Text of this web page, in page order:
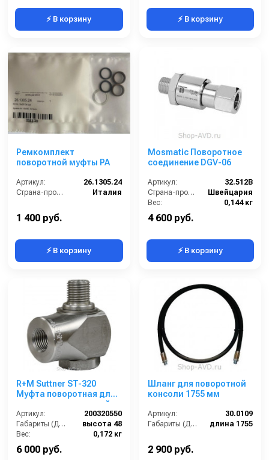
⚡ В корзину ⚡ В корзину
Ремкомплект
поворотной муфты PA
Артикул:
26.1305.24
Страна-производитель:
Италия
1 400 руб.
⚡ В корзину
Mosmatic Поворотное
соединение DGV-06
Артикул:
32.512B
Страна-производитель:
Швейцария
Вес:
0,144 кг
4 600 руб.
⚡ В корзину
R+M Suttner ST-320
Муфта поворотная для
потолочных консолей
Артикул:
200320550
Габариты (ДхШхВ):
высота 48
Вес:
0,172 кг
6 000 руб.
Шланг для поворотной
консоли 1755 мм
Артикул:
30.0109
Габариты (ДхШхВ):
длина 1755
2 900 руб.